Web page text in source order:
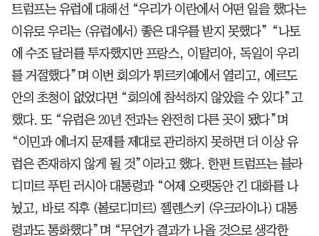
트럼프는 유럽에 대해선 “우리가 이란에서 어떤 일을 했다는
이유로 우리는 (유럽에서) 좋은 대우를 받지 못했다” “나토
에 수조 달러를 투자했지만 프랑스, 이탈리아, 독일이 우리
를 거절했다”며 이번 회의가 튀르키예에서 열리고, 에르도
안의 초청이 없었다면 “회의에 참석하지 않았을 수 있다”고
했다. 또 “유럽은 20년 전과는 완전히 다른 곳이 됐다”며
“이민과 에너지 문제를 제대로 관리하지 못하면 더 이상 유
럽은 존재하지 않게 될 것”이라고 했다. 한편 트럼프는 블라
디미르 푸틴 러시아 대통령과 “어제 오랫동안 긴 대화를 나
눴고, 바로 직후 (볼로디미르) 젤렌스키 (우크라이나) 대통
령과도 통화했다”며 “무언가 결과가 나올 것으로 생각한